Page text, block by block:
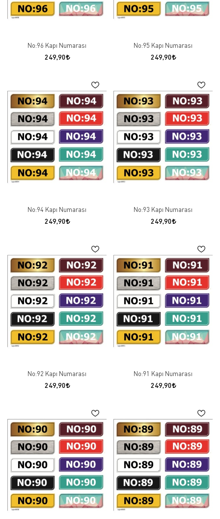
No:96 Kapı Numarası
249,90
No:95 Kapı Numarası
249,90
No:94 Kapı Numarası
249,90
No:93 Kapı Numarası
249,90
No:92 Kapı Numarası
249,90
No:91 Kapı Numarası
249,90